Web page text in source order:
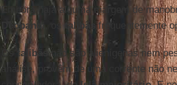
Embora haja alguma margem de
Deobandi
talibãs frequentemente
Os talibãs não são alienígenas nem
análise, provêm de uma corrente não